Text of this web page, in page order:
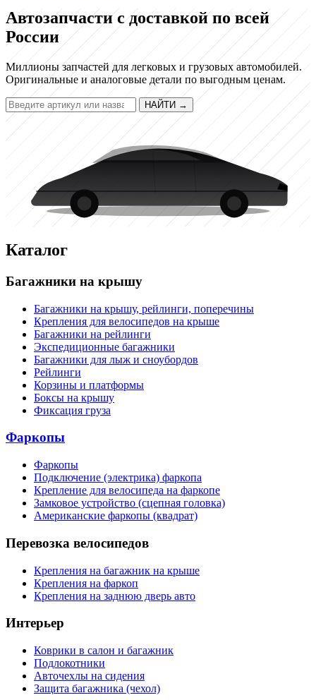
Автозапчасти с доставкой по всей
России
Миллионы запчастей для легковых и грузовых автомобилей.
Оригинальные и аналоговые детали по выгодным ценам.
НАЙТИ →
Каталог
Багажники на крышу
Багажники на крышу, рейлинги, поперечины
Крепления для велосипедов на крыше
Багажники на рейлинги
Экспедиционные багажники
Багажники для лыж и сноубордов
Рейлинги
Корзины и платформы
Боксы на крышу
Фиксация груза
Фаркопы
Фаркопы
Подключение (электрика) фаркопа
Крепление для велосипеда на фаркопе
Замковое устройство (сцепная головка)
Американские фаркопы (квадрат)
Перевозка велосипедов
Крепления на багажник на крыше
Крепления на фаркоп
Крепления на заднюю дверь авто
Интерьер
Коврики в салон и багажник
Подлокотники
Авточехлы на сидения
Защита багажника (чехол)